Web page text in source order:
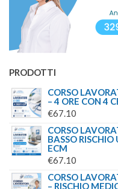
PRODOTTI
CORSO
– 4 ORE CON 4
€67.10
CORSO
BASSO RISCHIO
ECM
€67.10
CORSO
– RISCHIO